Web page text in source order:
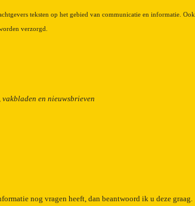
teksten op het gebied van communicatie en informatie. Ook
verzorgd.
en nieuwsbrieven
nog vragen heeft, dan beantwoord ik u deze graag.